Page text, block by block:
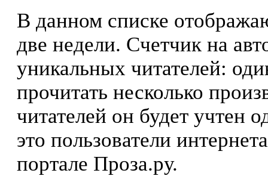
В данном списке
две недели. Счетчик на
уникальных читателей:
прочитать несколько
читателей он будет учтен
это пользователи
портале Проза.ру.